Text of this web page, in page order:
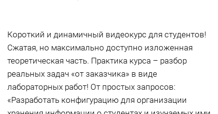
Короткий и динамичный видеокурс для студентов!
Сжатая, но максимально доступно изложенная
теоретическая часть. Практика курса – разбор
реальных задач «от заказчика» в виде
лабораторных работ! От простых запросов:
«Разработать конфигурацию для организации